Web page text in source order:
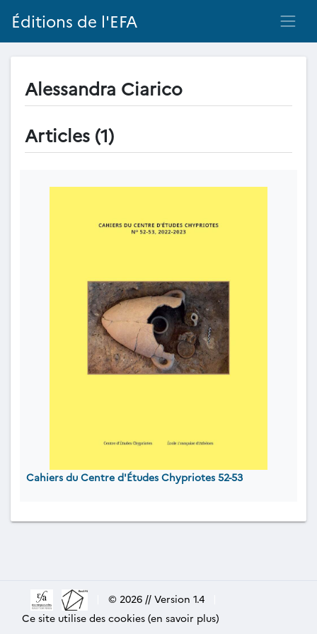
Éditions de l'EFA
Alessandra Ciarico
Articles (1)
Cahiers du Centre d'Études Chypriotes 52-53
© 2026 // Version 1.4
Ce site utilise des cookies (en savoir plus)